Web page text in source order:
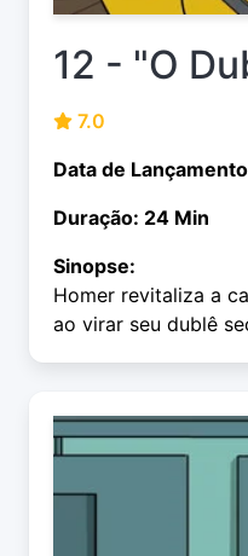
12 - "O
7.0
Data de
Duração: 24 Min
Sinopse:
Homer revitaliza a
ao virar seu dublê